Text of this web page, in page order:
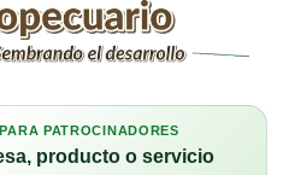
PATROCINADORES
producto o servicio